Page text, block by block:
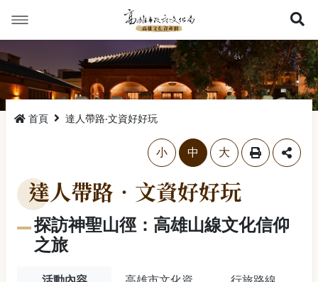
首頁 達人帶路‧文資好好玩
略過字型切換，社群分享工具列
小 中 大
達人帶路‧文資好好玩
探訪神聖山徑：高雄山線文化信仰
之旅